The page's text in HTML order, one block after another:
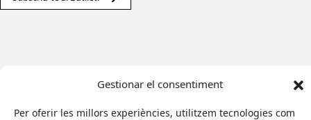
Gestionar el consentiment
Per oferir les millors experiències, utilitzem tecnologies com